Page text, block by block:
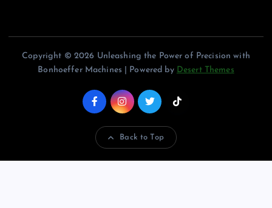
Copyright © 2026 Unleashing the Power of Precision with
Bonhoeffer Machines | Powered by Desert Themes
Back to Top